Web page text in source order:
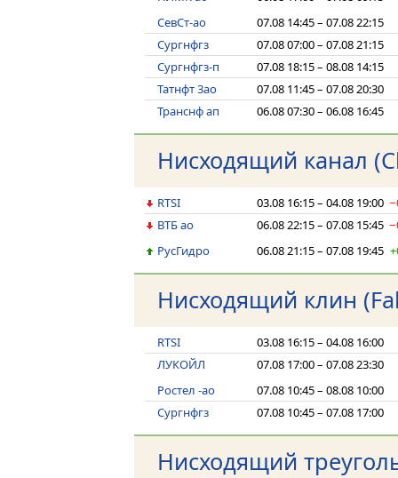
СевСт-ао
07.08 14:45 – 07.08 22:15
Сургнфгз
07.08 07:00 – 07.08 21:15
Сургнфгз-п
07.08 18:15 – 08.08 14:15
Татнфт 3ао
07.08 11:45 – 07.08 20:30
Транснф ап
06.08 07:30 – 06.08 16:45
Нисходящий канал
RTSI 03.08 16:15 – 04.08 19:00
ВТБ ао
06.08 22:15 – 07.08 15:45
РусГидро
06.08 21:15 – 07.08 19:45
Нисходящий клин
RTSI
03.08 16:15 – 04.08 16:00
ЛУКОЙЛ
07.08 17:00 – 07.08 23:30
Ростел -ао
07.08 10:45 – 08.08 10:00
Сургнфгз
07.08 10:45 – 07.08 17:00
Нисходящий